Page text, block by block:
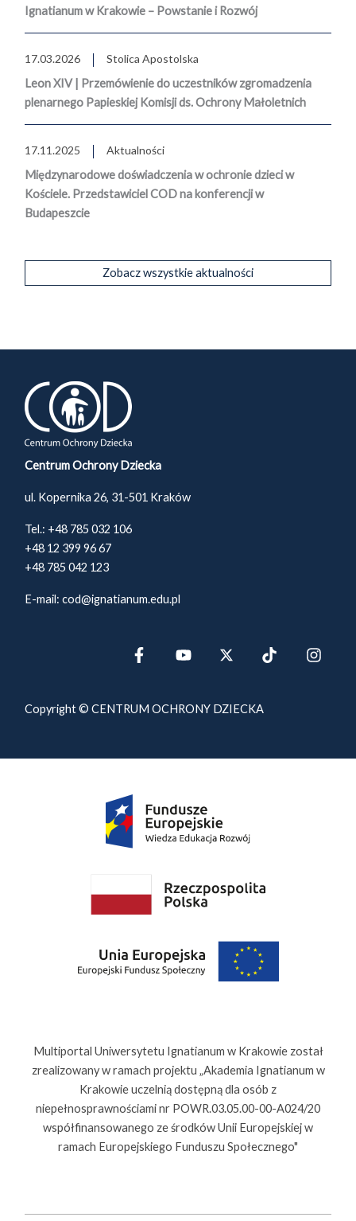
Ignatianum w Krakowie – Powstanie i Rozwój
Leon XIV | Przemówienie do uczestników zgromadzenia
plenarnego Papieskiej Komisji ds. Ochrony Małoletnich
17.03.2026 Stolica Apostolska
Międzynarodowe doświadczenia w ochronie dzieci w
Kościele. Przedstawiciel COD na konferencji w
Budapeszcie
17.11.2025 Aktualności
Zobacz wszystkie aktualności
Centrum Ochrony Dziecka
ul. Kopernika 26, 31-501 Kraków
Tel.: +48 785 032 106
+48 12 399 96 67
+48 785 042 123
E-mail:cod@ignatianum.edu.pl
Copyright © CENTRUM OCHRONY DZIECKA
Multiportal Uniwersytetu Ignatianum w Krakowie został
zrealizowany w ramach projektu „Akademia Ignatianum w
Krakowie uczelnią dostępną dla osób z
niepełnosprawnościami nr POWR.03.05.00-00-A024/20
współfinansowanego ze środków Unii Europejskiej w
ramach Europejskiego Funduszu Społecznego"